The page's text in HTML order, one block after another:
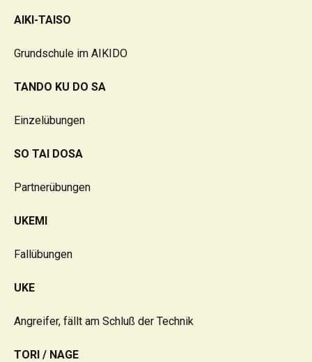
AIKI-TAISO
Grundschule im AIKIDO
TANDO KU DO SA
Einzelübungen
SO TAI DOSA
Partnerübungen
UKEMI
Fallübungen
UKE
Angreifer, fällt am Schluß der Technik
TORI / NAGE